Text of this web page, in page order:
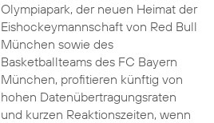
Olympiapark, der neuen Heimat der
Eishockeymannschaft von Red Bull
München sowie des
Basketballteams des FC Bayern
München, profitieren künftig von
hohen Datenübertragungsraten
und kurzen Reaktionszeiten, wenn